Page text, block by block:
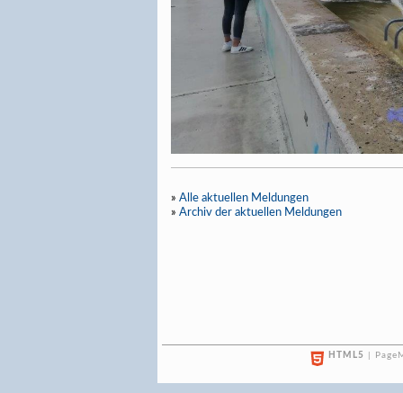
» Alle aktuellen Meldungen
» Archiv der aktuellen Meldungen
HTML5 |